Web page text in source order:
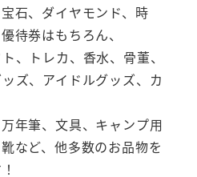
石、ダイヤモンド、時
待券はもちろん、
、トレカ、香水、骨董、
ズ、アイドルグッズ、カ
年筆、文具、キャンプ用
など、他多数のお品物を